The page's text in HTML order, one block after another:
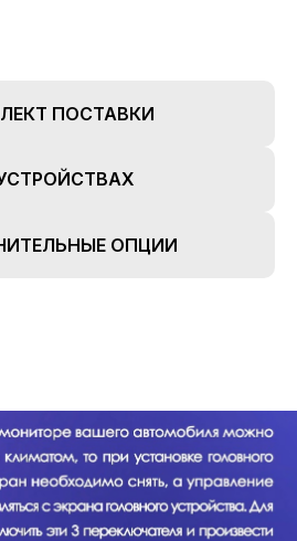
ПОСТАВКИ
ОПЦИИ